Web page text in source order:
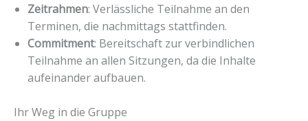
Zeitrahmen: Verlässliche Teilnahme an den
Terminen, die nachmittags stattfinden.
Commitment: Bereitschaft zur verbindlichen
Teilnahme an allen Sitzungen, da die Inhalte
aufeinander aufbauen.
Ihr Weg in die Gruppe